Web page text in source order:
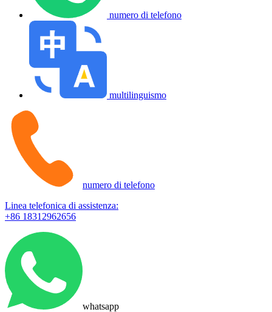
numero di telefono
multilinguismo
numero di telefono
Linea telefonica di assistenza:
+86 18312962656
whatsapp